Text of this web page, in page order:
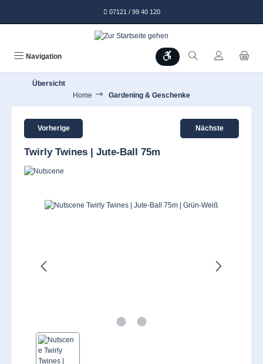
07121 / 99 40 120
Navigation Werkzeugleiste anzeigen
Übersicht
Home
Gardening & Geschenke
Vorherige Nächste
Twirly Twines | Jute-Ball 75m
Bildergalerie überspringen